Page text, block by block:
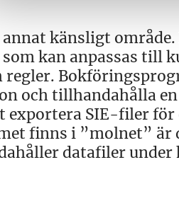
känsligt
kan anpassas till
regler.
och tillhandahålla
SIE-filer
finns i ”molnet”
datafiler under